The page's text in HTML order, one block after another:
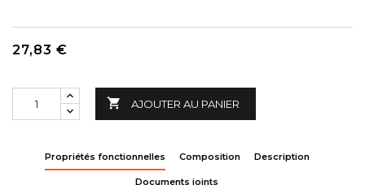
27,83 €
 AJOUTER AU PANIER
Propriétés fonctionnelles Composition Description
Documents joints